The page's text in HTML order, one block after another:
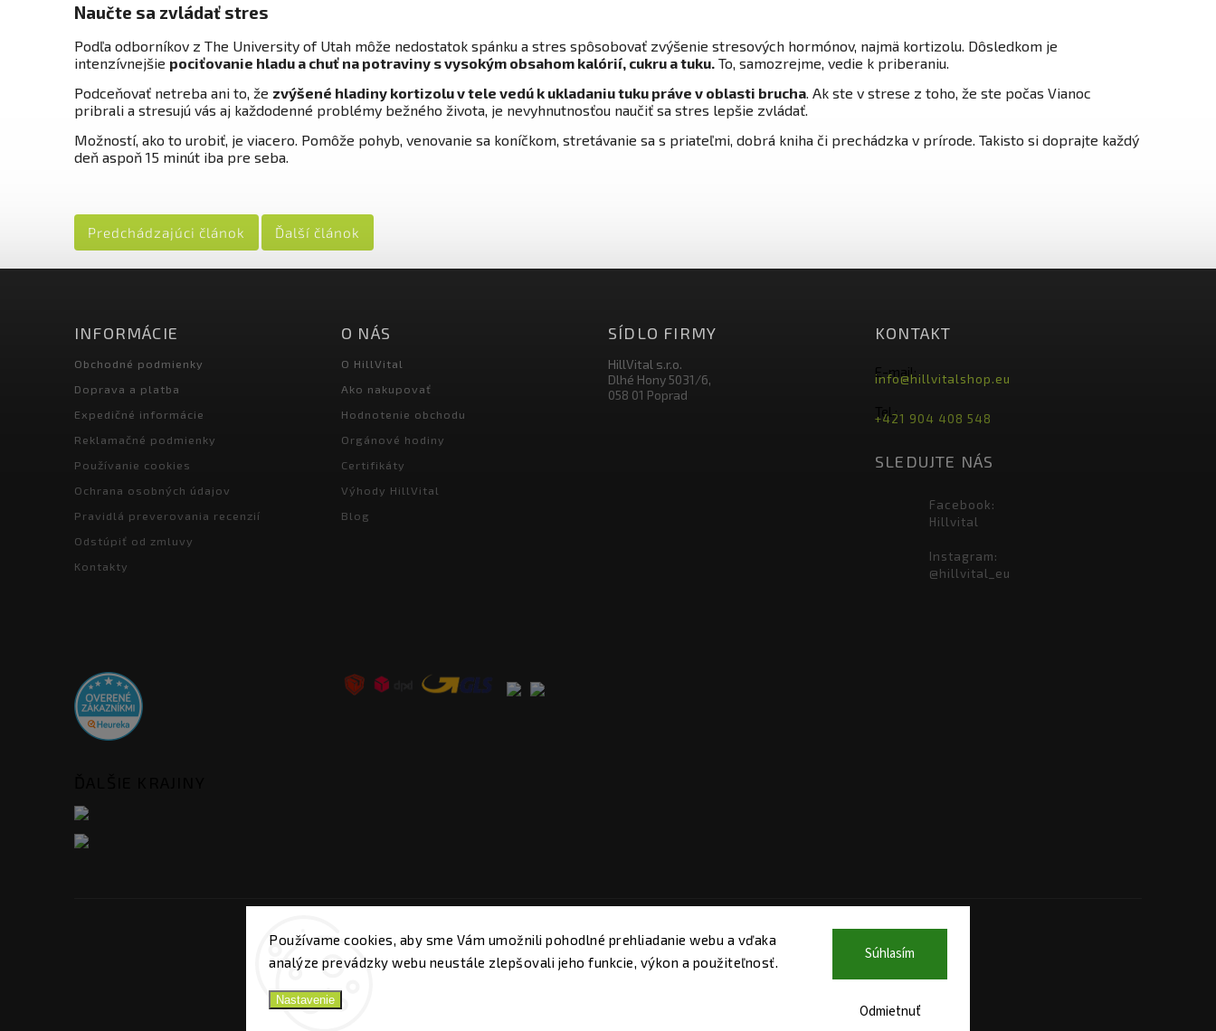
Používame cookies, aby sme Vám umožnili pohodlné prehliadanie webu a vďaka
analýze prevádzky webu neustále zlepšovali jeho funkcie, výkon a použiteľnosť.
Nastavenie
Odmietnuť
Súhlasím
Naučte sa zvládať stres
Podľa odborníkov z The University of Utah môže nedostatok spánku a stres spôsobovať zvýšenie stresových hormónov, najmä kortizolu. Dôsledkom je
intenzívnejšie pociťovanie hladu a chuť na potraviny s vysokým obsahom kalórií, cukru a tuku. To, samozrejme, vedie k priberaniu.
Podceňovať netreba ani to, že zvýšené hladiny kortizolu v tele vedú k ukladaniu tuku práve v oblasti brucha. Ak ste v strese z toho, že ste počas Vianoc
pribrali a stresujú vás aj každodenné problémy bežného života, je nevyhnutnosťou naučiť sa stres lepšie zvládať.
Možností, ako to urobiť, je viacero. Pomôže pohyb, venovanie sa koníčkom, stretávanie sa s priateľmi, dobrá kniha či prechádzka v prírode. Takisto si doprajte každý
deň aspoň 15 minút iba pre seba.
Predchádzajúci článok Ďalší článok
INFORMÁCIE
Obchodné podmienky
Doprava a platba
Expedičné informácie
Reklamačné podmienky
Používanie cookies
Ochrana osobných údajov
Pravidlá preverovania recenzií
Odstúpiť od zmluvy
Kontakty
O NÁS
O HillVital
Ako nakupovať
Hodnotenie obchodu
Orgánové hodiny
Certifikáty
Výhody HillVital
Blog
SÍDLO FIRMY
HillVital s.r.o.
Dlhé Hony 5031/6,
058 01 Poprad
KONTAKT
E-mail:
info@hillvitalshop.eu
Tel.:
+421 904 408 548
SLEDUJTE NÁS
Facebook:
Hillvital
Instagram:
@hillvital_eu
Copyright 2026HillVital. Všetky práva vyhradené.
Upraviť nastavenie cookies